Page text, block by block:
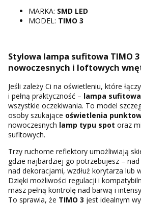
MARKA: SMD LED
MODEL: TIMO 3
Stylowa lampa sufitowa TIMO
nowoczesnych i loftowych
Jeśli zależy Ci na oświetleniu, które
i pełną praktyczność – lampa
wszystkie oczekiwania. To model
osoby szukające oświetlenia
nowoczesnych lamp typu spot oraz
sufitowych.
Trzy ruchome reflektory umożliwiają
gdzie najbardziej go potrzebujesz –
nad dekoracjami, wzdłuż korytarza lub
Dzięki możliwości regulacji i
masz pełną kontrolę nad barwą i
To sprawia, że TIMO 3 jest idealnym